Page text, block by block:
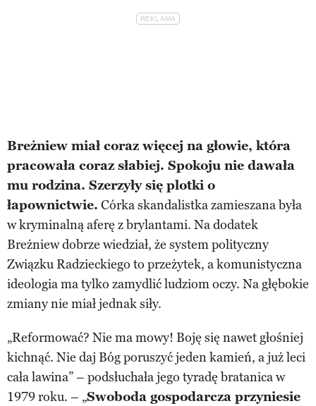
Breżniew miał coraz więcej na głowie, która
pracowała coraz słabiej. Spokoju nie dawała
mu rodzina. Szerzyły się plotki o
łapownictwie. Córka skandalistka zamieszana była
w kryminalną aferę z brylantami. Na dodatek
Breżniew dobrze wiedział, że system polityczny
Związku Radzieckiego to przeżytek, a komunistyczna
ideologia ma tylko zamydlić ludziom oczy. Na głębokie
zmiany nie miał jednak siły.
„Reformować? Nie ma mowy! Boję się nawet głośniej
kichnąć. Nie daj Bóg poruszyć jeden kamień, a już leci
cała lawina” – podsłuchała jego tyradę bratanica w
1979 roku. – „Swoboda gospodarcza przyniesie